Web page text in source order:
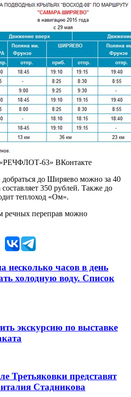
63» ВКонтакте
добраться до Ширяево можно за 40
350 рублей. Также до
теплоход «Ом».
речных переправ можно
несколько часов в день
холодную воду. Список
экскурсию по выставке
Третьяковки представят
Стадникова